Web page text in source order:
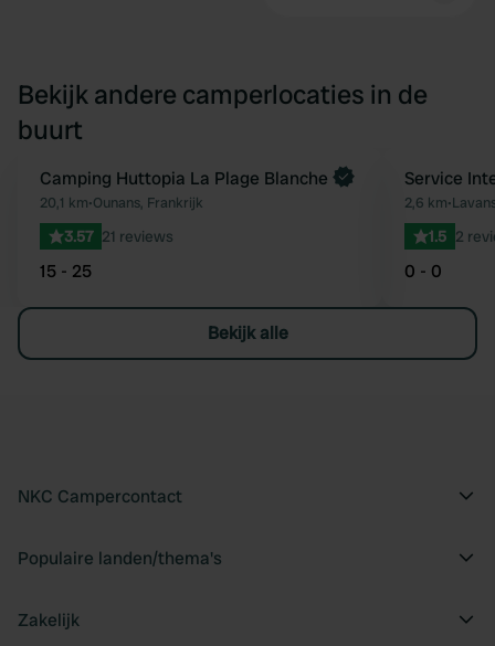
Bekijk andere camperlocaties in de
buurt
Favoriet
Boek direct
Camping Huttopia La Plage Blanche
20,1 km•Ounans, Frankrijk
3.57 21 reviews
15 - 25
Service
2,6 km•
1.5 2
0 - 0
Bekijk alle
NKC Campercontact
Populaire landen/thema's
Zakelijk